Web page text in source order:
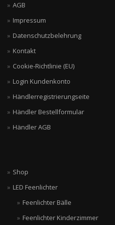
AGB
Impressum
Datenschutzbelehrung
Kontakt
Cookie-Richtlinie (EU)
Login Kundenkonto
Händlerregistrierungseite
Händler Bestellformular
Händler AGB
Shop
LED Feenlichter
Feenlichter Bälle
Feenlichter Kinderzimmer